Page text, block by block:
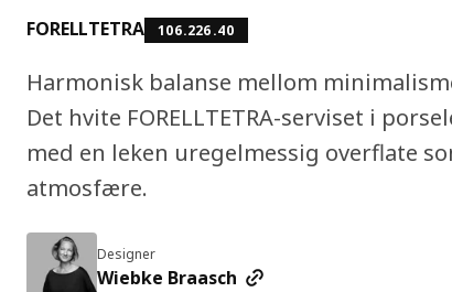
FORELLTETRA 106.226.40
Harmonisk balanse mellom
Det hvite FORELLTETRA-serviset i
med en leken uregelmessig overflate
atmosfære.
Designer
Wiebke Braasch